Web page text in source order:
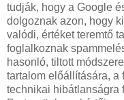
tudják, hogy a Google
dolgoznak azon, hogy
valódi, értéket teremtő
foglalkoznak
hasonló, tiltott
tartalom előállítására, a
technikai hibátlanságra